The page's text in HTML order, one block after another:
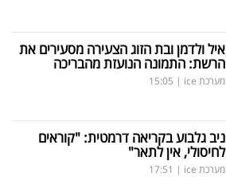
איל ולדמן ובת הזוג הצעירה מסעירים את
הרשת: התמונה הנועזת מהבריכה
מערכת ice |
15:05
ניב גלבוע בקריאה דרמטית: "קוראים
לחיסולי, אין לתאר"
מערכת ice |
17:51